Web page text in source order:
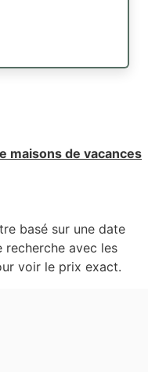
maisons de vacances
basé sur une date
avec les
voir le prix exact.